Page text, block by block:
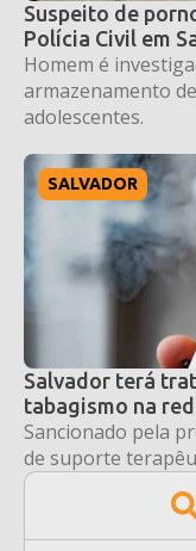
Suspeito de
Polícia Civil em
Homem é
armazenamento
adolescentes.
SALVADOR
Salvador terá
tabagismo na
Sancionado pela
de suporte